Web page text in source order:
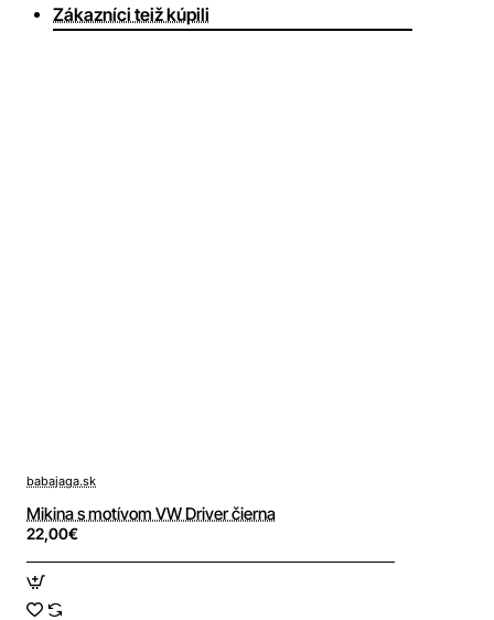
Zákazníci teiž kúpili
babajaga.sk
Mikina s motívom VW Driver čierna
22,00€